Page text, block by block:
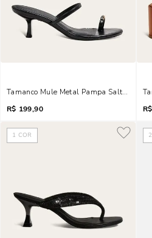
Tamanco Mule Metal Pampa Salto Fino
R$ 199,90
R$
1 COR 2